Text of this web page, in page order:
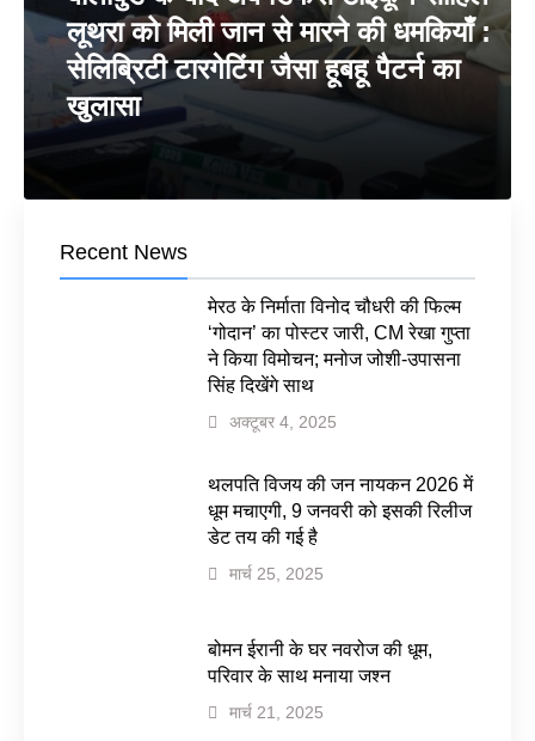
लूथरा को मिली जान से मारने की धमकियाँ :
सेलिब्रिटी टारगेटिंग जैसा हूबहू पैटर्न का
खुलासा
Recent News
मेरठ के निर्माता विनोद चौधरी की फिल्म
‘गोदान’ का पोस्टर जारी, CM रेखा गुप्ता
ने किया विमोचन; मनोज जोशी-उपासना
सिंह दिखेंगे साथ
अक्टूबर 4, 2025
थलपति विजय की जन नायकन 2026 में
धूम मचाएगी, 9 जनवरी को इसकी रिलीज
डेट तय की गई है
मार्च 25, 2025
बोमन ईरानी के घर नवरोज की धूम,
परिवार के साथ मनाया जश्न
मार्च 21, 2025